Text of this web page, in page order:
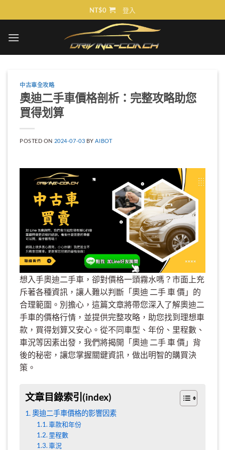
to
NT$0 登入
中古車全攻略
奧迪二手車價格剖析：完整攻略助您
買得划算
POSTED ON 2024-07-03 BY AIBOT
想入手奧迪二手車，卻對價格一頭霧水嗎？市面上充
斥著各種資訊，讓人難以判斷「奧迪 二手 車 價」的
合理範圍。別擔心，這篇文章將帶您深入了解奧迪二
手車的價格行情，並提供完整攻略，助您找到理想車
款，買得划算又安心。從不同車型、年份、里程數、
車況等因素出發，我們將揭開「奧迪 二手 車 價」背
後的秘密，讓您掌握關鍵資訊，做出明智的購買決
策。
文章目錄索引(index)
奧迪二手車價格的影響因素
車款和年份
里程數
車況